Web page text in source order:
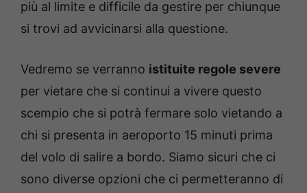
più al limite e difficile da gestire per chiunque
si trovi ad avvicinarsi alla questione.
Vedremo se verranno istituite regole severe
per vietare che si continui a vivere questo
scempio che si potrà fermare solo vietando a
chi si presenta in aeroporto 15 minuti prima
del volo di salire a bordo. Siamo sicuri che ci
sono diverse opzioni che ci permetteranno di